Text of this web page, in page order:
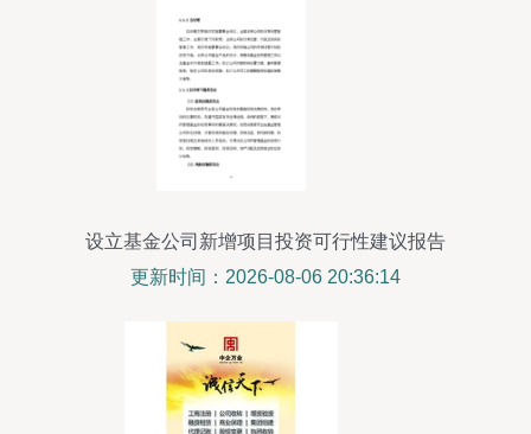
设立基金公司新增项目投资可行性建议报告
更新时间：2026-08-06 20:36:14